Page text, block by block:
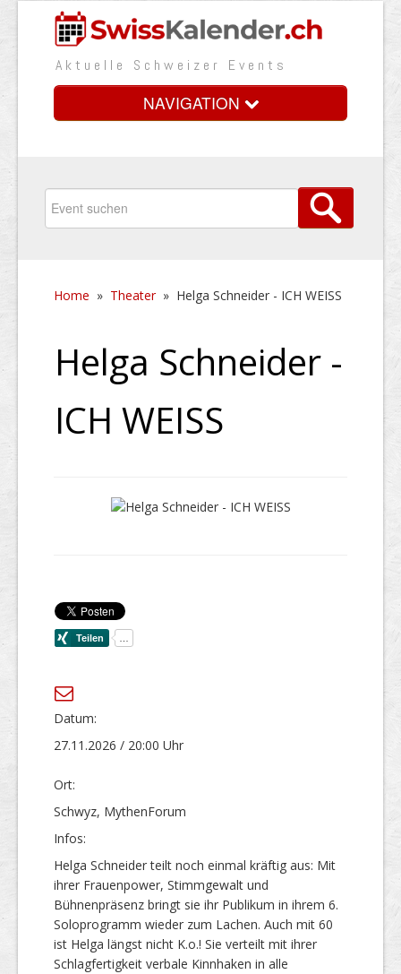
Aktuelle Schweizer Events
NAVIGATION
Vorteile
Medienbooster
Event erfassen
Über uns
Home » Theater» Helga Schneider - ICH WEISS
Helga Schneider -
ICH WEISS
Datum:
27.11.2026 / 20:00 Uhr
Ort:
Schwyz, MythenForum
Infos:
Helga Schneider teilt noch einmal kräftig aus: Mit
ihrer Frauenpower, Stimmgewalt und
Bühnenpräsenz bringt sie ihr Publikum in ihrem 6.
Soloprogramm wieder zum Lachen. Auch mit 60
ist Helga längst nicht K.o.! Sie verteilt mit ihrer
Schlagfertigkeit verbale Kinnhaken in alle